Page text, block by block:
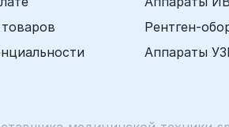
Рентген-
Аппараты